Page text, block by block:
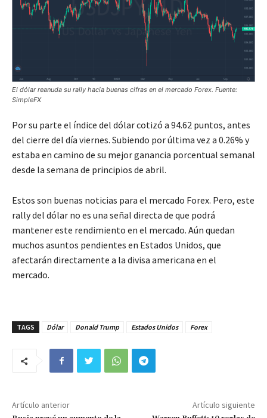
El dólar reanuda su rally hacia buenas cifras en el mercado Forex. Fuente:
SimpleFX
Por su parte el índice del dólar cotizó a 94.62 puntos, antes
del cierre del día viernes. Subiendo por última vez a 0.26% y
estaba en camino de su mejor ganancia porcentual semanal
desde la semana de principios de abril.
Estos son buenas noticias para el mercado Forex. Pero, este
rally del dólar no es una señal directa de que podrá
mantener este rendimiento en el mercado. Aún quedan
muchos asuntos pendientes en Estados Unidos, que
afectarán directamente a la divisa americana en el
mercado.
TAGS Dólar Donald Trump Estados Unidos Forex
Artículo anterior Artículo siguiente